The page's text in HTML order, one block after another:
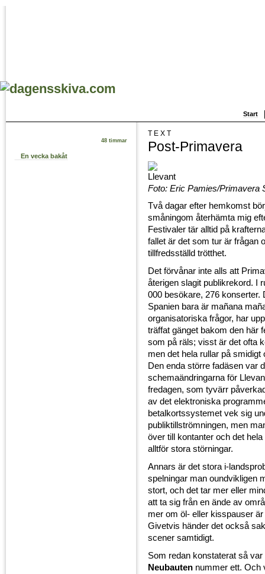
Start
48 timmar
En vecka bakåt
TEXT
Post-Primavera
Foto: Eric Pamies/Primavera
Två dagar efter hemkomst
småningom återhämta mig
Festivaler tär alltid på
fallet är det som tur är frågan
tillfredsställd trötthet.
Det förvånar inte alls att
återigen slagit publikrekord. I
000 besökare, 276 konserter.
Spanien bara är mañana
organisatoriska frågor, har
träffat gänget bakom den här
som på räls; visst är det ofta
men det hela rullar på smidigt
Den enda större fadäsen var
schemaändringarna för
fredagen, som tyvärr
av det elektroniska
betalkortssystemet vek sig
publiktillströmningen, men
över till kontanter och det
alltför stora störningar.
Annars är det stora i-
spelningar man oundvikligen
stort, och det tar mer eller
att ta sig från en ände av
mer om öl- eller kisspauser är
Givetvis händer det också
scener samtidigt.
Som redan konstaterat så var
Neubauten nummer ett. Och